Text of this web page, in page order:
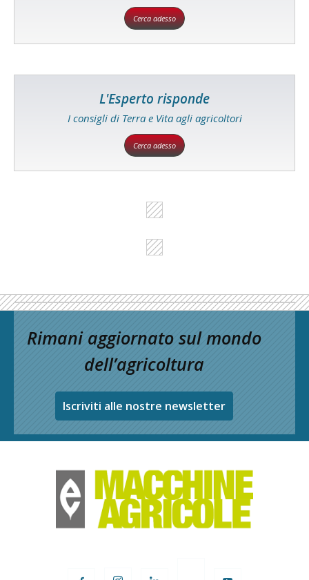
Cerca adesso
L'Esperto risponde
I consigli di Terra e Vita agli agricoltori
Cerca adesso
Rimani aggiornato sul mondo
dell’agricoltura
Iscriviti alle nostre newsletter